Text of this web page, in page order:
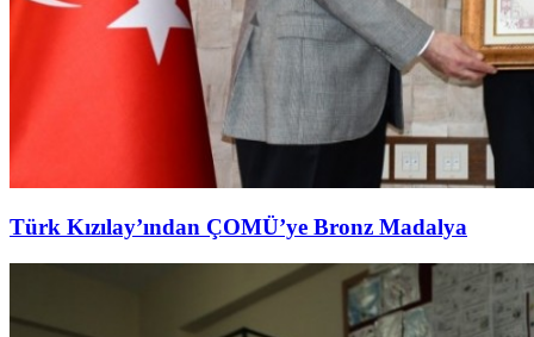
Türk Kızılay’ından ÇOMÜ’ye Bronz Madalya